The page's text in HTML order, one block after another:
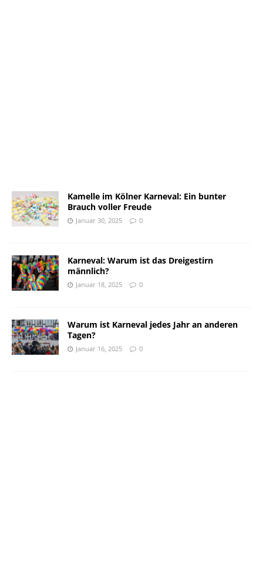
Kamelle im Kölner Karneval: Ein bunter
Brauch voller Freude
Januar 30, 2025 0
Karneval: Warum ist das Dreigestirn
männlich?
Januar 18, 2025 0
Warum ist Karneval jedes Jahr an anderen
Tagen?
Januar 16, 2025 0